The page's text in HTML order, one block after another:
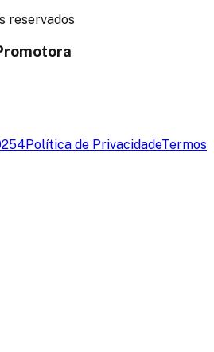
reservados
Política de PrivacidadeTermos